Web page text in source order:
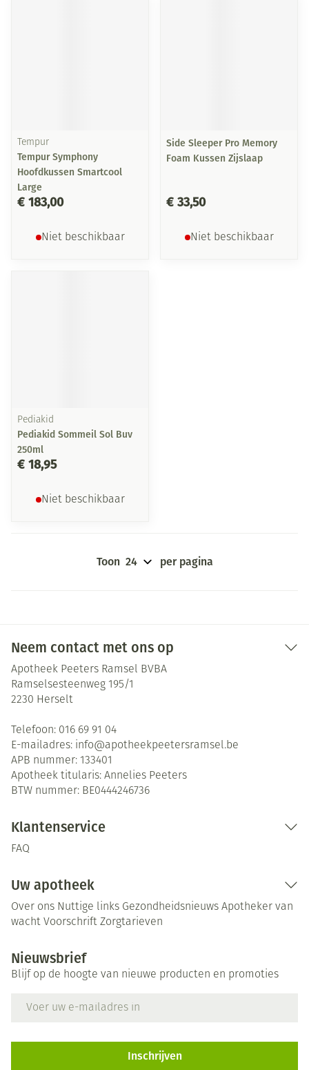
Tempur
Tempur Symphony
Hoofdkussen Smartcool
Large
€ 183,00
Niet beschikbaar
Side Sleeper Pro Memory
Foam Kussen Zijslaap
€ 33,50
Niet beschikbaar
Pediakid
Pediakid Sommeil Sol Buv
250ml
€ 18,95
Niet beschikbaar
Toon per pagina
Neem contact met ons op
Apotheek Peeters Ramsel BVBA
Ramselsesteenweg 195/1
2230 Herselt
Telefoon: 016 69 91 04
E-mailadres: info@apotheekpeetersramsel.be
APB nummer: 133401
Apotheek titularis: Annelies Peeters
BTW nummer: BE0444246736
Klantenservice
FAQ
Uw apotheek
Over ons Nuttige links Gezondheidsnieuws Apotheker van
wacht Voorschrift Zorgtarieven
Nieuwsbrief
Blijf op de hoogte van nieuwe producten en promoties
Inschrijven